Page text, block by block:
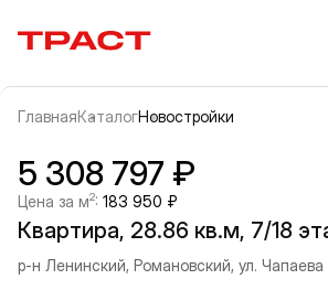
Траст | Служба недвижимости
ГлавнаяКаталогНовостройки
Информация об объекте
Галерея
5 308 797 ₽
Цена за м2: 183 950 ₽
Квартира, 28.86 кв.м, 7/18
р-н Ленинский, Романовский, ул. Чапаева